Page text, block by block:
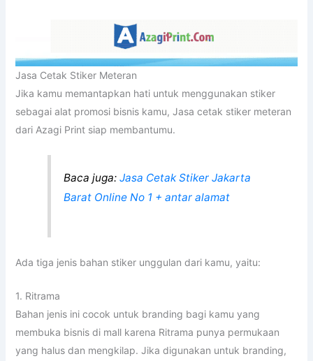
Jasa Cetak Stiker Meteran
Jika kamu memantapkan hati untuk menggunakan stiker
sebagai alat promosi bisnis kamu, Jasa cetak stiker meteran
dari Azagi Print siap membantumu.
Baca juga:Jasa Cetak Stiker Jakarta
Barat Online No 1 + antar alamat
Ada tiga jenis bahan stiker unggulan dari kamu, yaitu:
1. Ritrama
Bahan jenis ini cocok untuk branding bagi kamu yang
membuka bisnis di mall karena Ritrama punya permukaan
yang halus dan mengkilap. Jika digunakan untuk branding,